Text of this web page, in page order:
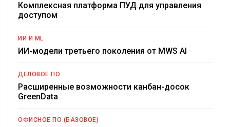
Комплексная платформа ПУД для управления
доступом
ИИ И ML
ИИ-модели третьего поколения от MWS AI
ДЕЛОВОЕ ПО
Расширенные возможности канбан-досок
GreenData
ОФИСНОЕ ПО (БАЗОВОЕ)